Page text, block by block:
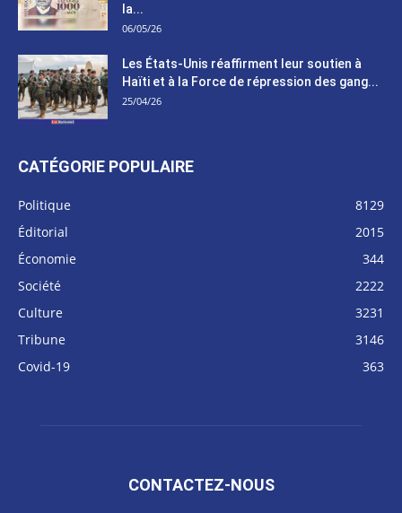
la...
06/05/26
Les États-Unis réaffirment leur soutien à
Haïti et à la Force de répression des gang...
25/04/26
CATÉGORIE POPULAIRE
Politique
8129
Éditorial
2015
Économie
344
Société
2222
Culture
3231
Tribune
3146
Covid-19
363
CONTACTEZ-NOUS